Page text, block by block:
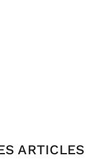
ARTICLES